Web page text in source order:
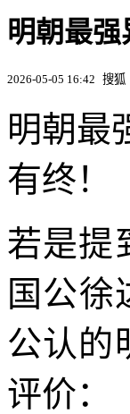
明朝最
2026-05-05 16:42 搜狐
明朝最
有终！
若是提
国公徐
公认的
评价：